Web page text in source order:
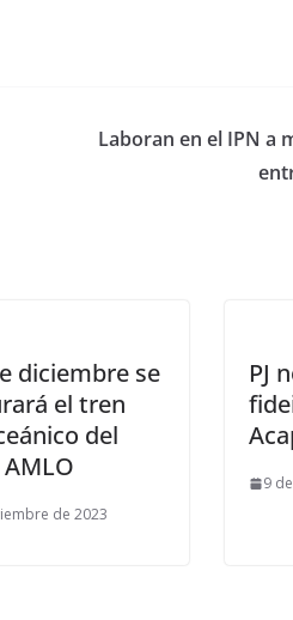
Laboran en el IPN a
diciembre se
el tren
del
de 2023
PJ
9